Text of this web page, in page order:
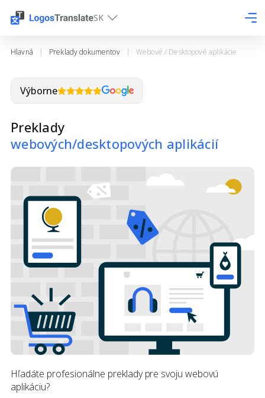
SK
Hlavná | Preklady dokumentov | Webové / Desktopové aplikácie
Výborne
Preklady
webových/desktopových aplikácií
Hľadáte profesionálne preklady pre svoju webovú
aplikáciu?